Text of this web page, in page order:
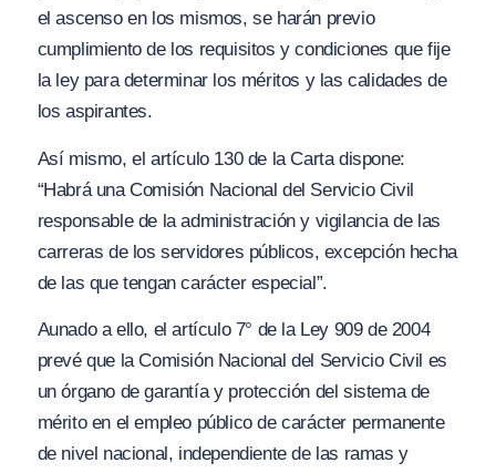
el ascenso en los mismos, se harán previo
cumplimiento de los requisitos y condiciones que fije
la ley para determinar los méritos y las calidades de
los aspirantes.
Así mismo, el artículo 130 de la Carta dispone:
“Habrá una Comisión Nacional del Servicio Civil
responsable de la administración y vigilancia de las
carreras de los servidores públicos, excepción hecha
de las que tengan carácter especial”.
Aunado a ello, el artículo 7° de la Ley 909 de 2004
prevé que la Comisión Nacional del Servicio Civil es
un órgano de garantía y protección del sistema de
mérito en el empleo público de carácter permanente
de nivel nacional, independiente de las ramas y